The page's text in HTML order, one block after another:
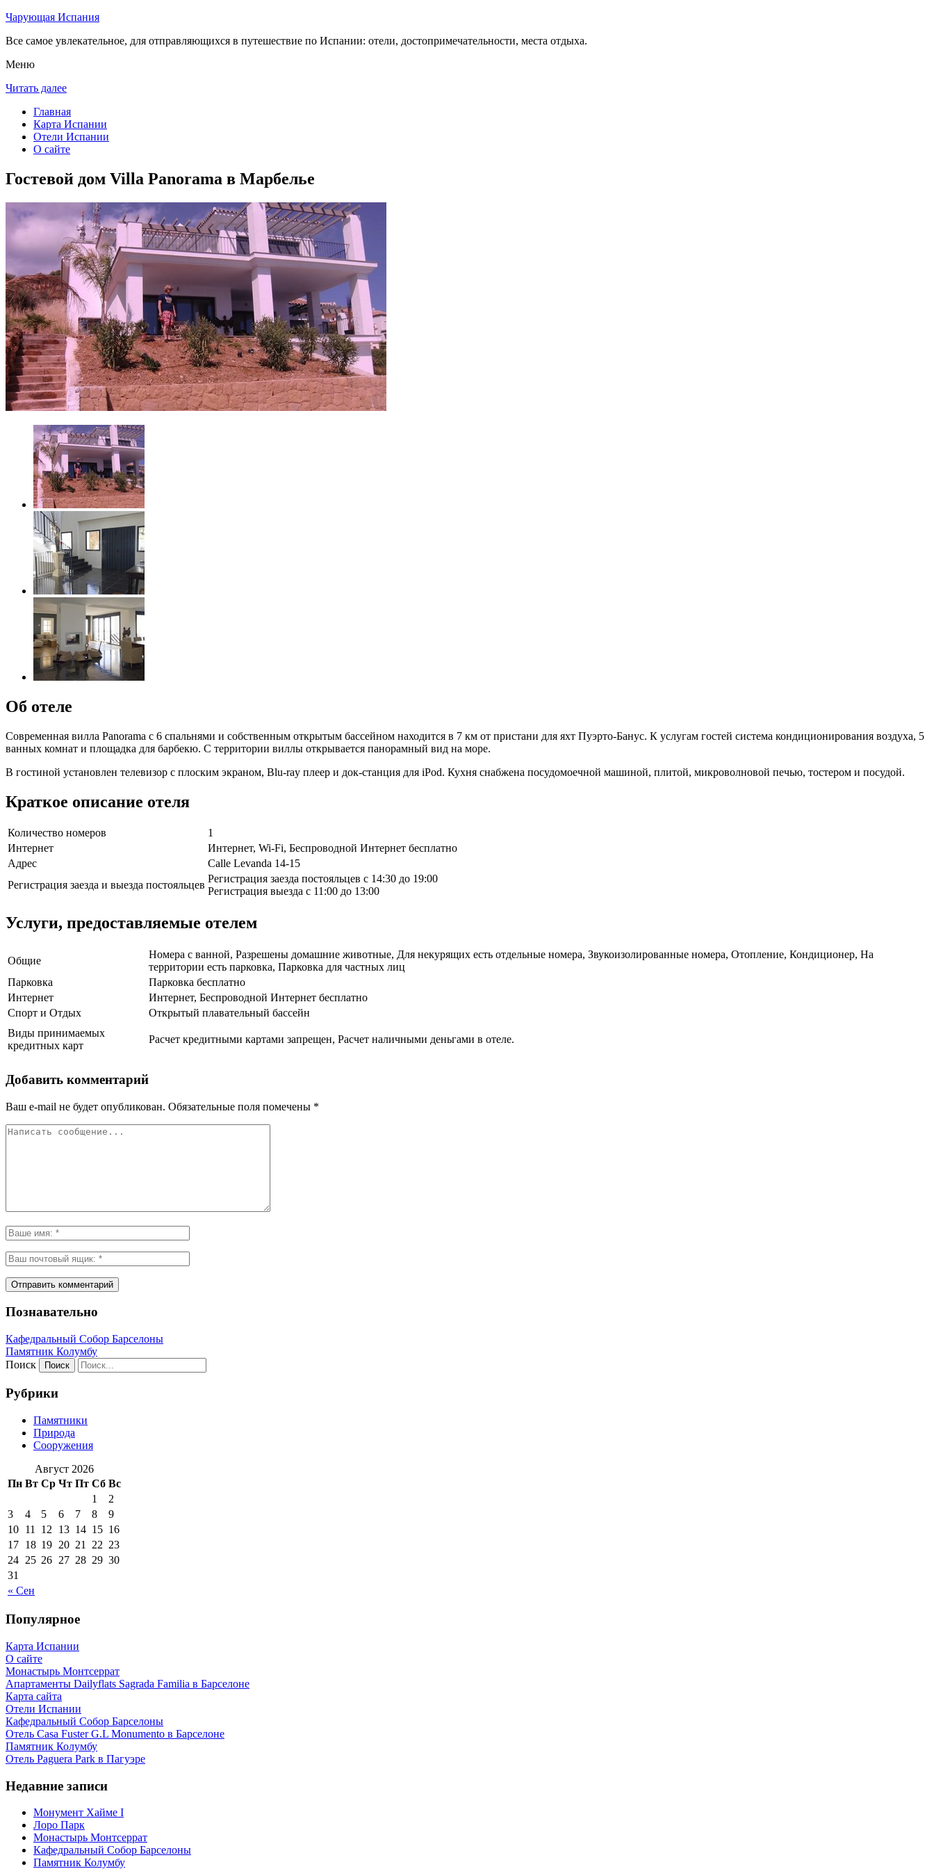
Чарующая Испания
Все самое увлекательное, для отправляющихся в путешествие по Испании: отели, достопримечательности, места отдыха.
Меню
Читать далее
Главная
Карта Испании
Отели Испании
О сайте
Гостевой дом Villa Panorama в Марбелье
Об отеле
Современная вилла Panorama с 6 спальнями и собственным открытым бассейном находится в 7 км от пристани для яхт Пуэрто-Банус. К услугам гостей система кондиционирования воздуха, 5
ванных комнат и площадка для барбекю. С территории виллы открывается панорамный вид на море.
В гостиной установлен телевизор с плоским экраном, Blu-ray плеер и док-станция для iPod. Кухня снабжена посудомоечной машиной, плитой, микроволновой печью, тостером и посудой.
Краткое описание отеля
Количество номеров
1
Интернет
Интернет, Wi-Fi, Беспроводной Интернет бесплатно
Адрес
Calle Levanda 14-15
Регистрация заезда и выезда постояльцев
Регистрация заезда постояльцев с 14:30 до 19:00
Регистрация выезда с 11:00 до 13:00
Услуги, предоставляемые отелем
Общие
Номера с ванной, Разрешены домашние животные, Для некурящих есть отдельные номера, Звукоизолированные номера, Отопление, Кондиционер, На
территории есть парковка, Парковка для частных лиц
Парковка
Парковка бесплатно
Интернет
Интернет, Беспроводной Интернет бесплатно
Спорт и Отдых
Открытый плавательный бассейн
Виды принимаемых
кредитных карт
Расчет кредитными картами запрещен, Расчет наличными деньгами в отеле.
Добавить комментарий
Ваш e-mail не будет опубликован. Обязательные поля помечены *
Познавательно
Кафeдрaльный Собор Барселоны
Пaмятник Колумбу
Поиск
Рубрики
Памятники
Природа
Сооружения
Август 2026
Пн Вт Ср Чт Пт Сб Вс
« Сен
1
2
3
4 5 6 7 8
9
10 11 12 13 14 15 16
17 18 19 20 21 22 23
24 25 26 27 28 29 30
31
Популярное
Карта Испании
О сайте
Монастырь Монтсеррат
Апартаменты Dailyflats Sagrada Familia в Барселоне
Карта сайта
Отели Испании
Кафeдрaльный Собор Барселоны
Отель Casa Fuster G.L Monumento в Барселоне
Пaмятник Колумбу
Отель Paguera Park в Пагуэре
Недавние записи
Монумент Хайме I
Лоро Парк
Монастырь Монтсеррат
Кафeдрaльный Собор Барселоны
Пaмятник Колумбу